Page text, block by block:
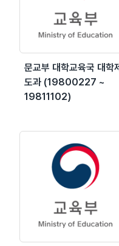
문교부 대학교육국 대학
도과 (19800227 ~
19811102)